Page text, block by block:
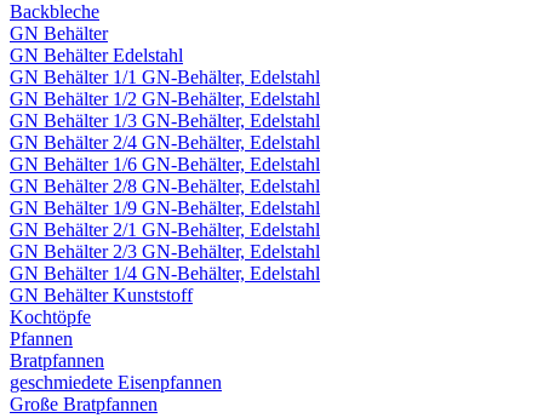
Backbleche
GN Behälter
GN Behälter Edelstahl
GN Behälter 1/1 GN-Behälter, Edelstahl
GN Behälter 1/2 GN-Behälter, Edelstahl
GN Behälter 1/3 GN-Behälter, Edelstahl
GN Behälter 2/4 GN-Behälter, Edelstahl
GN Behälter 1/6 GN-Behälter, Edelstahl
GN Behälter 2/8 GN-Behälter, Edelstahl
GN Behälter 1/9 GN-Behälter, Edelstahl
GN Behälter 2/1 GN-Behälter, Edelstahl
GN Behälter 2/3 GN-Behälter, Edelstahl
GN Behälter 1/4 GN-Behälter, Edelstahl
GN Behälter Kunststoff
Kochtöpfe
Pfannen
Bratpfannen
geschmiedete Eisenpfannen
Große Bratpfannen